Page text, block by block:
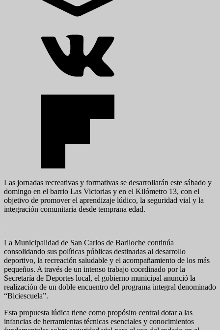
Las jornadas recreativas y formativas se desarrollarán este sábado y
domingo en el barrio Las Victorias y en el Kilómetro 13, con el
objetivo de promover el aprendizaje lúdico, la seguridad vial y la
integración comunitaria desde temprana edad.
La Municipalidad de San Carlos de Bariloche continúa
consolidando sus políticas públicas destinadas al desarrollo
deportivo, la recreación saludable y el acompañamiento de los más
pequeños. A través de un intenso trabajo coordinado por la
Secretaría de Deportes local, el gobierno municipal anunció la
realización de un doble encuentro del programa integral denominado
“Biciescuela”.
Esta propuesta lúdica tiene como propósito central dotar a las
infancias de herramientas técnicas esenciales y conocimientos